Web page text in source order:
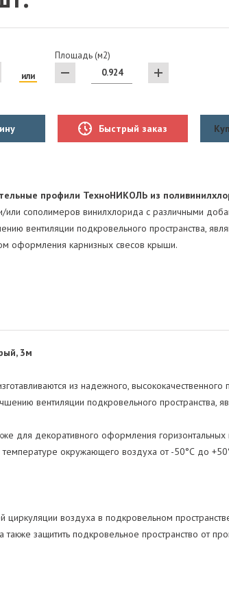
или
Площадь (м2)
Быстрый заказ
профили ТехноНИКОЛЬ из
или сополимеров винилхлорида с различными
вентиляции подкровельного пространства,
оформления карнизных свесов крыши.
3м
из надежного,
вентиляции подкровельного пространства,
для декоративного оформления
окружающего воздуха от -50°С до
циркуляции воздуха в подкровельном
защитить подкровельное пространство от